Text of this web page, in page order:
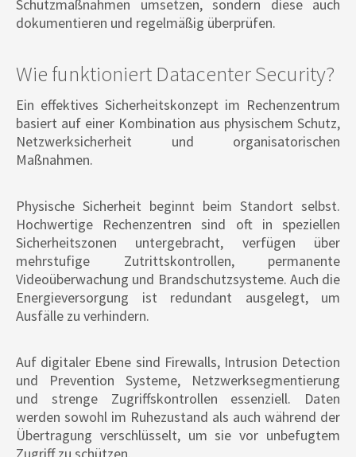
Schutzmaßnahmen umsetzen, sondern diese auch
dokumentieren und regelmäßig überprüfen.
Wie funktioniert Datacenter Security?
Ein effektives Sicherheitskonzept im Rechenzentrum
basiert auf einer Kombination aus physischem Schutz,
Netzwerksicherheit und organisatorischen
Maßnahmen.
Physische Sicherheit beginnt beim Standort selbst.
Hochwertige Rechenzentren sind oft in speziellen
Sicherheitszonen untergebracht, verfügen über
mehrstufige Zutrittskontrollen, permanente
Videoüberwachung und Brandschutzsysteme. Auch die
Energieversorgung ist redundant ausgelegt, um
Ausfälle zu verhindern.
Auf digitaler Ebene sind Firewalls, Intrusion Detection
und Prevention Systeme, Netzwerksegmentierung
und strenge Zugriffskontrollen essenziell. Daten
werden sowohl im Ruhezustand als auch während der
Übertragung verschlüsselt, um sie vor unbefugtem